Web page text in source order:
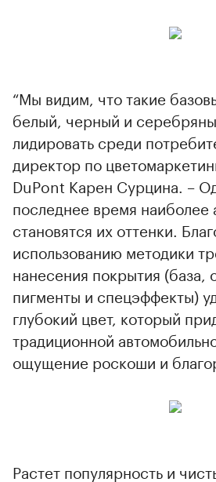
“Мы видим, что такие
белый, черный и
лидировать среди
директор по
DuPont Карен Сурцина. –
последнее время наиболее
становятся их оттенки.
использованию методики
нанесения покрытия (база,
пигменты и спецэффекты)
глубокий цвет, который
традиционной
ощущение роскоши и
Растет популярность и